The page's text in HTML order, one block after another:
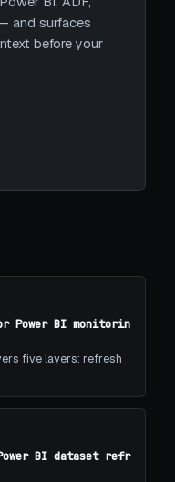
and surfaces
before your
Power BI monitorin
five layers: refresh
BI dataset refr